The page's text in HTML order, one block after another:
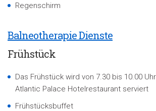
Regenschirm
Balneotherapie Dienste
Frühstück
Das Frühstück wird von 7.30 bis 10.00
Atlantic Palace Hotelrestaurant serviert
Frühstücksbuffet